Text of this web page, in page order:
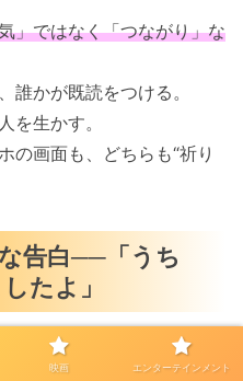
」ではなく「つながり」な
誰かが既読をつける。
を生かす。
の画面も、どちらも“祈り
告白──「うち
たよ」
映画 エンターテインメント